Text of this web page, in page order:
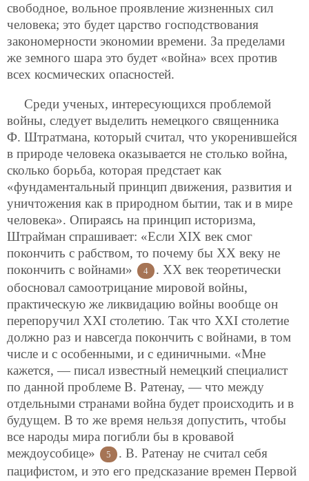
свободное, вольное проявление жизненных сил
человека; это будет царство господствования
закономерности экономии времени. За пределами
же земного шара это будет «война» всех против
всех космических опасностей.
Среди ученых, интересующихся проблемой
войны, следует выделить немецкого священника
Ф. Штратмана, который считал, что укоренившейся
в природе человека оказывается не столько война,
сколько борьба, которая предстает как
«фундаментальный принцип движения, развития и
уничтожения как в природном бытии, так и в мире
человека». Опираясь на принцип историзма,
Штрайман спрашивает: «Если ХIХ век смог
покончить с рабством, то почему бы ХХ веку не
покончить с войнами»
4
. ХХ век теоретически
обосновал самоотрицание мировой войны,
практическую же ликвидацию войны вообще он
перепоручил ХХI столетию. Так что ХХI столетие
должно раз и навсегда покончить с войнами, в том
числе и с особенными, и с единичными. «Мне
кажется, — писал известный немецкий специалист
по данной проблеме В. Ратенау, — что между
отдельными странами война будет происходить и в
будущем. В то же время нельзя допустить, чтобы
все народы мира погибли бы в кровавой
междоусобице»
5
. В. Ратенау не считал себя
пацифистом, и это его предсказание времен Первой